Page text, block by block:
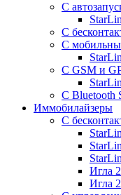
С
С
С
С GSM и
С Bluetooth
Иммобилайзеры
С
Игла
Игла